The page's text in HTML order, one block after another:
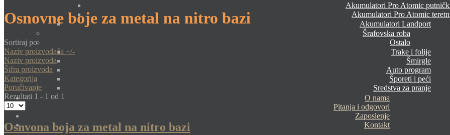
Akumulatori Pro Atomic
Akumulatori Pro Atomic
Akumulatori Landport
Šrafovska roba
Ostalo
Trake i folije
Šmirgle
Auto program
Šporeti i peći
Sredstva za pranje
O nama
Pitanja i odgovori
Zaposlenje
Kontakt
Osnovne boje za metal na nitro bazi
Sortiraj po
Naziv proizvođača +/-
Naziv proizvoda
Šifra proizvoda
Kategorija
Poručivanje
Rezultati 1 - 1 od 1
Osnvona boja za metal na nitro bazi